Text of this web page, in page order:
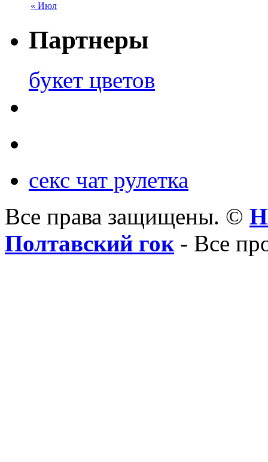
« Июл
Партнеры
букет цветов
секс чат рулетка
Все права защищены. ©
Полтавский гок- Все